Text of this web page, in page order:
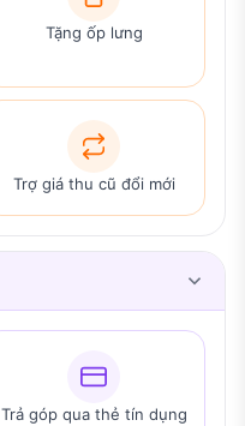
Tặng ốp lưng
Trợ giá thu cũ đổi mới
Trả góp qua thẻ tín dụng